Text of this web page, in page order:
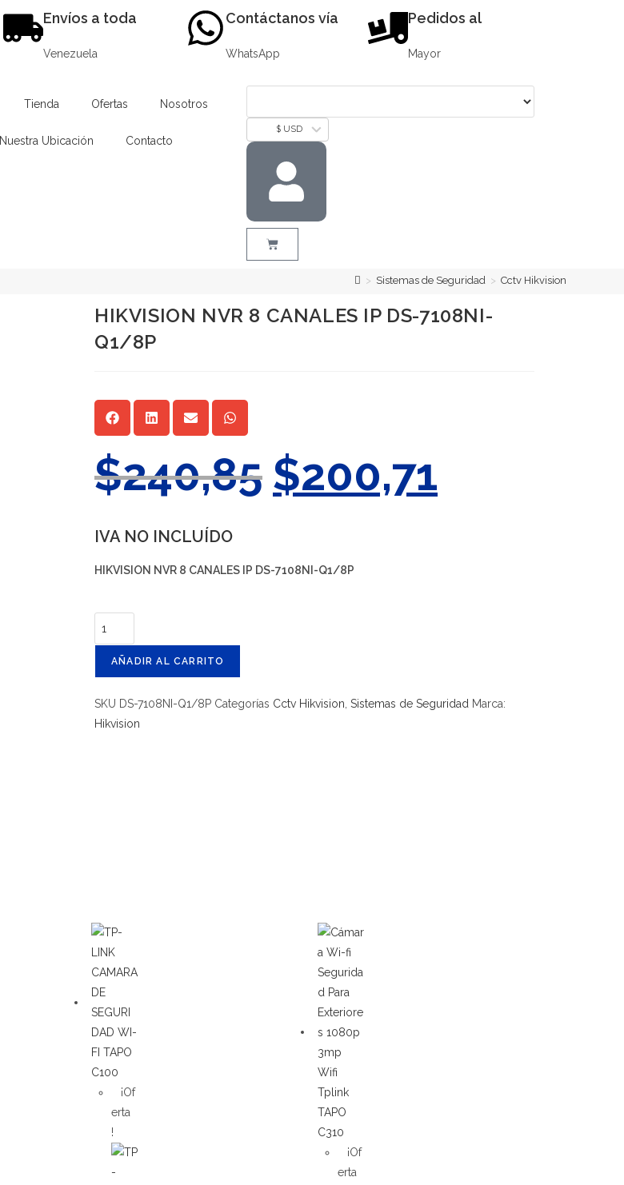
Envíos a toda
Venezuela
Contáctanos vía
WhatsApp
Pedidos al
Mayor
Tienda Ofertas Nosotros
Nuestra Ubicación Contacto
$ USD
> Sistemas de Seguridad > Cctv Hikvision
HIKVISION NVR 8 CANALES IP DS-7108NI-
Q1/8P
$240,85 $200,71
IVA NO INCLUÍDO
HIKVISION NVR 8 CANALES IP DS-7108NI-Q1/8P
AÑADIR AL CARRITO
SKU DS-7108NI-Q1/8P Categorías Cctv Hikvision Sistemas de Seguridad Marca:
Hikvision
¡Of
erta
!
¡Of
erta